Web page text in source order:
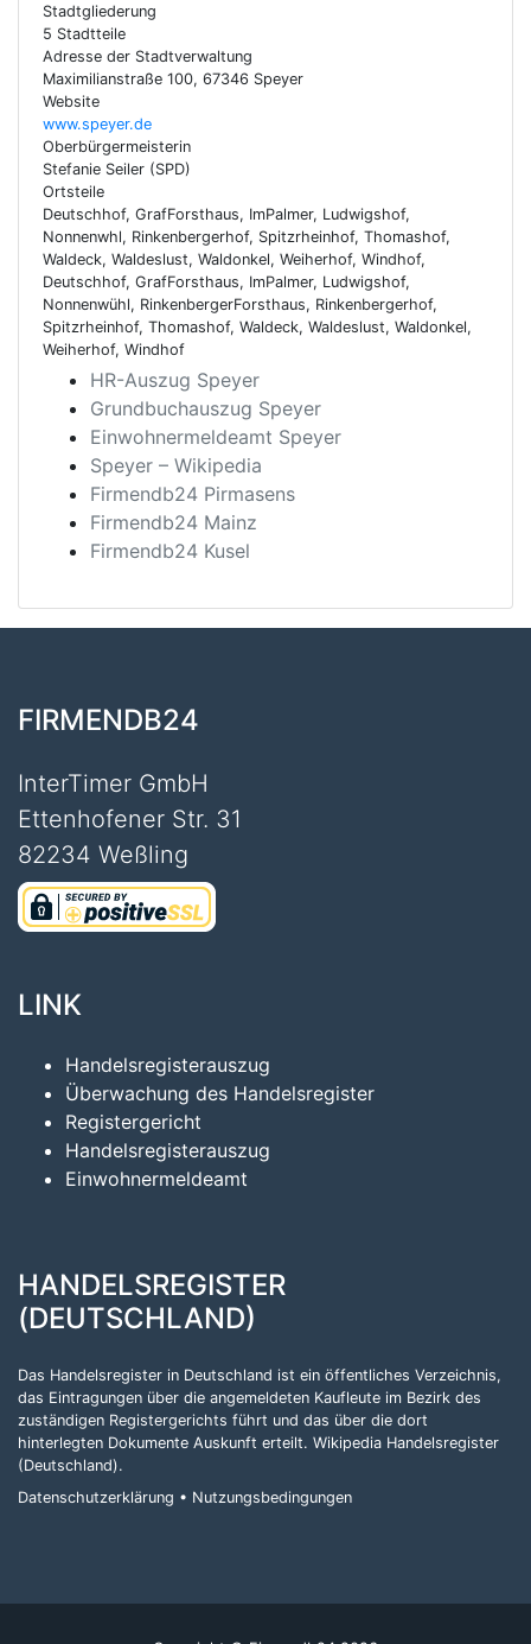
Stadtgliederung
5 Stadtteile
Adresse der Stadtverwaltung
Maximilianstraße 100, 67346 Speyer
Website
www.speyer.de
Oberbürgermeisterin
Stefanie Seiler (SPD)
Ortsteile
Deutschhof, GrafForsthaus, ImPalmer, Ludwigshof,
Nonnenwhl, Rinkenbergerhof, Spitzrheinhof, Thomashof,
Waldeck, Waldeslust, Waldonkel, Weiherhof, Windhof,
Deutschhof, GrafForsthaus, ImPalmer, Ludwigshof,
Nonnenwühl, RinkenbergerForsthaus, Rinkenbergerhof,
Spitzrheinhof, Thomashof, Waldeck, Waldeslust, Waldonkel,
Weiherhof, Windhof
HR-Auszug Speyer
Grundbuchauszug Speyer
Einwohnermeldeamt Speyer
Speyer – Wikipedia
Firmendb24 Pirmasens
Firmendb24 Mainz
Firmendb24 Kusel
FIRMENDB24
InterTimer GmbH
Ettenhofener Str. 31
82234 Weßling
LINK
Handelsregisterauszug
Überwachung des Handelsregister
Registergericht
Handelsregisterauszug
Einwohnermeldeamt
HANDELSREGISTER
(DEUTSCHLAND)
Das Handelsregister in Deutschland ist ein öffentliches Verzeichnis,
das Eintragungen über die angemeldeten Kaufleute im Bezirk des
zuständigen Registergerichts führt und das über die dort
hinterlegten Dokumente Auskunft erteilt. Wikipedia Handelsregister
(Deutschland).
Datenschutzerklärung • Nutzungsbedingungen